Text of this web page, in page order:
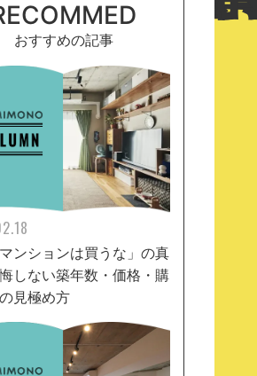
おすすめの記事
マンションは買うな」の真
しない築年数・価格・購
見極め方